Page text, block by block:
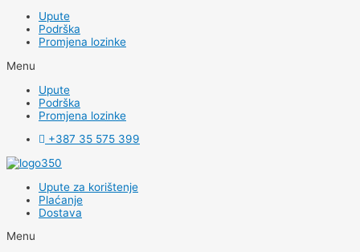
Upute
Podrška
Promjena lozinke
Menu
Upute
Podrška
Promjena lozinke
+387 35 575 399
Upute za korištenje
Plaćanje
Dostava
Menu